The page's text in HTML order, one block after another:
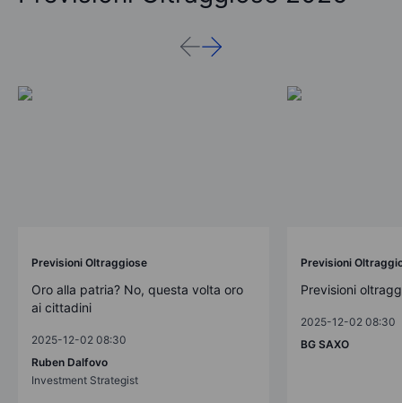
Previsioni Oltraggiose
Oro alla patria? No, questa volta oro
ai cittadini
2025-12-02 08:30
Ruben Dalfovo
Investment Strategist
Previsioni
Previsioni
2025-12-02 08:30
BG SAXO